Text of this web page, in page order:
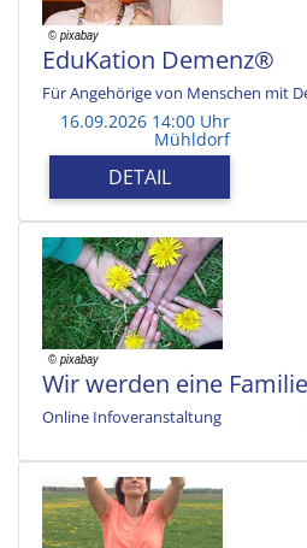
EduKation Demenz®
Für Angehörige von Menschen mit
16.09.2026 14:00 Uhr
Mühldorf
DETAIL
Wir werden eine Familie
Online Infoveranstaltung